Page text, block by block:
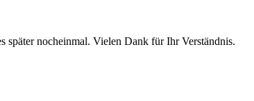
später nocheinmal. Vielen Dank für Ihr Verständnis.